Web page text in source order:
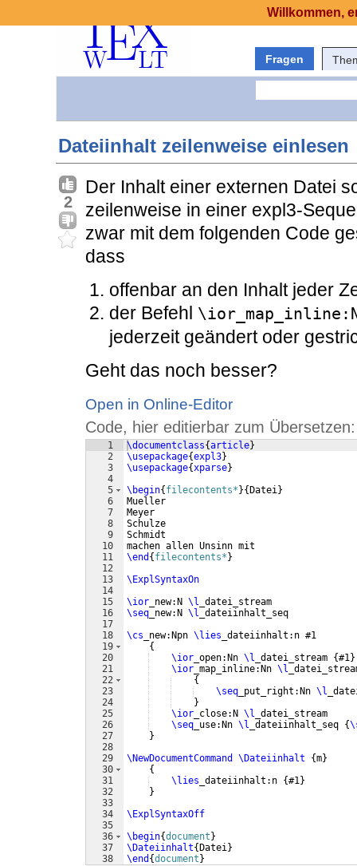
Fragen
Dateiinhalt zeilenweise einlesen
2
Der Inhalt einer externen Datei
zeilenweise in einer expl3-
zwar mit dem folgenden Code
dass
offenbar an den Inhalt jeder
der Befehl
jederzeit geändert oder
Geht das noch besser?
Open in Online-Editor
Code, hier editierbar zum Übersetzen:
1
2
3
4
5
6
7
8
9
10
11
12
13
14
15
16
17
18
19
20
21
22
23
24
25
26
27
28
29
30
31
32
33
34
35
36
37
38
\documentclass{article}
\usepackage{expl3}
\usepackage{xparse}
\begin{ filecontents* }{ Datei}
Mueller
Meyer
Schulze
Schmidt
machen allen Unsinn mit
\end { filecontents* }
\ExplSyntaxOn
\ior _new:N \l _datei_stream
\seq _new:N \l _dateiinhalt_seq
\cs _new:Npn \lies _dateiinhalt:n #1
{
\ior _open:Nn \l _datei_stream {#1}
\ior _map_inline:Nn \l
{
\seq _put_right:Nn \l
}
\ior _close:N \l _datei_stream
\seq _use:Nn \l _dateiinhalt_seq {
}
\NewDocumentCommand
\Dateiinhalt {m}
{
\lies _dateiinhalt:n {#1}
}
\ExplSyntaxOff
\begin{document }
\Dateiinhalt{ Datei}
\end {document }
Willkommen,